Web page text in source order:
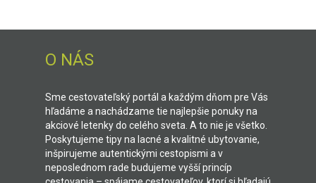
O NÁS
Sme cestovateľský portál a každým dňom pre Vás
hľadáme a nachádzame tie najlepšie ponuky na
akciové letenky do celého sveta. A to nie je všetko.
Poskytujeme tipy na lacné a kvalitné ubytovanie,
inšpirujeme autentickými cestopismi a v
neposlednom rade budujeme vyšší princíp